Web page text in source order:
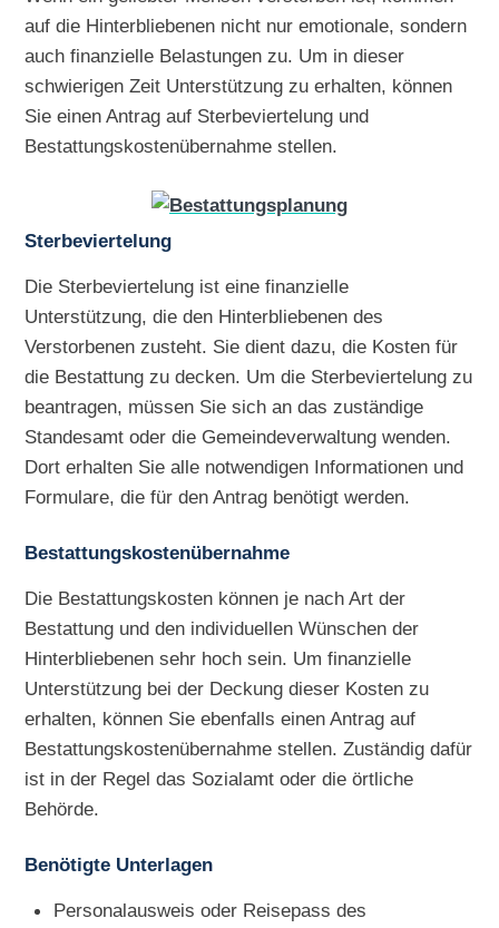
auf die Hinterbliebenen nicht nur emotionale, sondern
auch finanzielle Belastungen zu. Um in dieser
schwierigen Zeit Unterstützung zu erhalten, können
Sie einen Antrag auf Sterbeviertelung und
Bestattungskostenübernahme stellen.
Sterbeviertelung
Die Sterbeviertelung ist eine finanzielle
Unterstützung, die den Hinterbliebenen des
Verstorbenen zusteht. Sie dient dazu, die Kosten für
die Bestattung zu decken. Um die Sterbeviertelung zu
beantragen, müssen Sie sich an das zuständige
Standesamt oder die Gemeindeverwaltung wenden.
Dort erhalten Sie alle notwendigen Informationen und
Formulare, die für den Antrag benötigt werden.
Bestattungskostenübernahme
Die Bestattungskosten können je nach Art der
Bestattung und den individuellen Wünschen der
Hinterbliebenen sehr hoch sein. Um finanzielle
Unterstützung bei der Deckung dieser Kosten zu
erhalten, können Sie ebenfalls einen Antrag auf
Bestattungskostenübernahme stellen. Zuständig dafür
ist in der Regel das Sozialamt oder die örtliche
Behörde.
Benötigte Unterlagen
Personalausweis oder Reisepass des